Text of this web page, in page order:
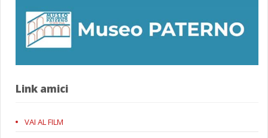
Link amici
VAI AL FILM